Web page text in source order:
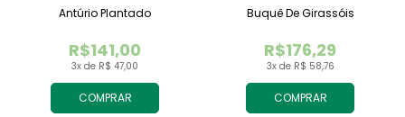
COMPRAR
3x de R$ 47,00
R$141,00
Antúrio Plantado
COMPRAR
3x de R$ 58,76
R$176,29
Buquê De Girassóis